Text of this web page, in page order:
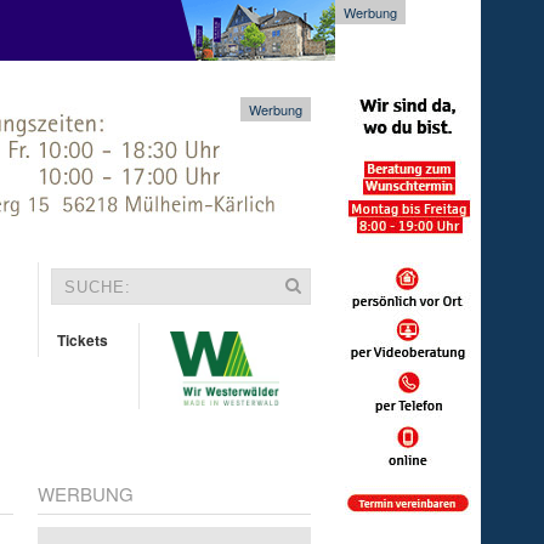
Werbung
Werbung
Tickets
WERBUNG